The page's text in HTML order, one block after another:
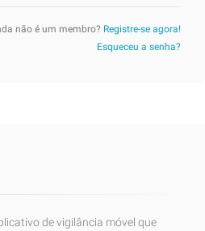
não é um membro? Registre-se agora!
Esqueceu a senha?
de vigilância móvel que